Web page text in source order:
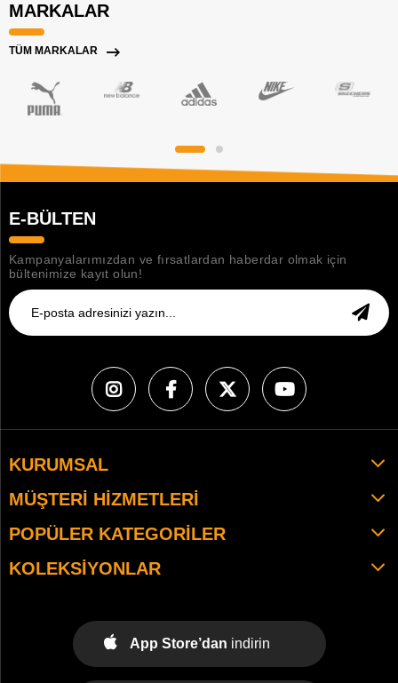
MARKALAR
TÜM MARKALAR
E-BÜLTEN
Kampanyalarımızdan ve fırsatlardan haberdar olmak için
bültenimize kayıt olun!
KURUMSAL
MÜŞTERI HIZMETLERI
POPÜLER KATEGORILER
KOLEKSIYONLAR
App Store’dan indirin